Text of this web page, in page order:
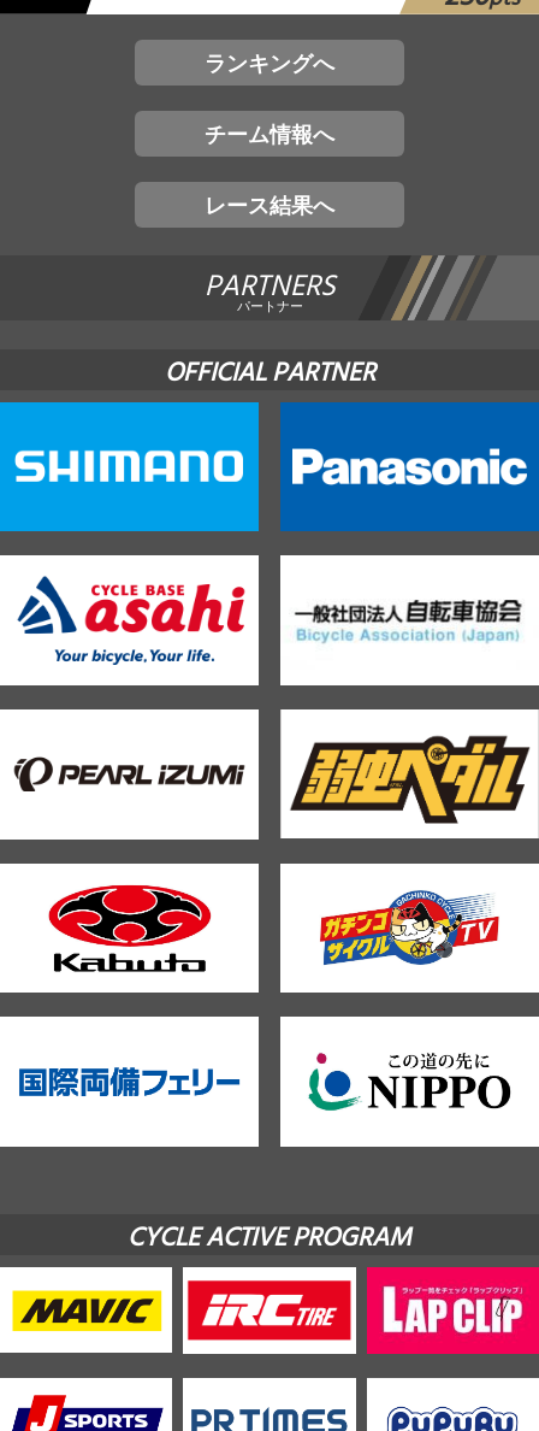
ランキングへ
チーム情報へ
レース結果へ
PARTNERS
パートナー
OFFICIAL PARTNER
CYCLE ACTIVE PROGRAM